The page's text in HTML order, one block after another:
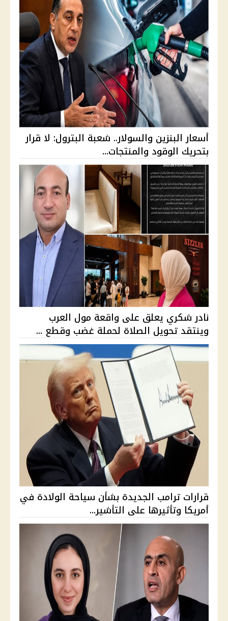
أسعار البنزين والسولار.. شعبة البترول: لا قرار
بتحريك الوقود والمنتجات...
نادر شكري يعلق على واقعة مول العرب
وينتقد تحويل الصلاة لحملة غضب وقطع ...
قرارات ترامب الجديدة بشأن سياحة الولادة في
أمريكا وتأثيرها على التأشير...